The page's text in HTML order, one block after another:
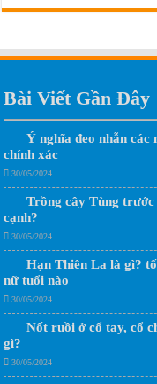
Bài Viết Gần Đây
Ý nghĩa đeo nhẫn
chính xác
30/05/2024
Trồng cây Tùng trước
cạnh?
30/05/2024
Hạn Thiên La là gì?
nữ tuổi nào
30/05/2024
Nốt ruồi ở cổ tay, cổ
gì?
30/05/2024